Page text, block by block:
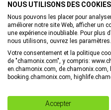
ou l'Office de Haute-
sentiers.
Attention : Les conditions
de changer, pensez à vous
Niveau de difficulté
Distance
Parking à proximité: Le Planet
Arrêt de bus le plus proche:
Au départ
à Argentière
Petit Balcon Nord : Le Tour -
Argentière
NOUS UTILISONS DES COOKIES
Nous pouvons les placer pour
améliorer notre site Web, afficher un
une expérience inoubliable. Pour
nous utilisons, ouvrez les paramètres.
Votre consentement et la politique
de "chamonix.com", y compris:
en.chamonix.com, de.chamonix.com,
booking.chamonix.com,
Accepter